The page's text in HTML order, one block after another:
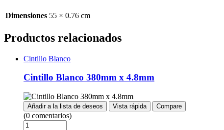
Dimensiones 55 × 0.76 cm
Productos relacionados
Cintillo Blanco
Cintillo Blanco 380mm x 4.8mm
Añadir a la lista de deseos Vista rápida Compare
(0 comentarios)